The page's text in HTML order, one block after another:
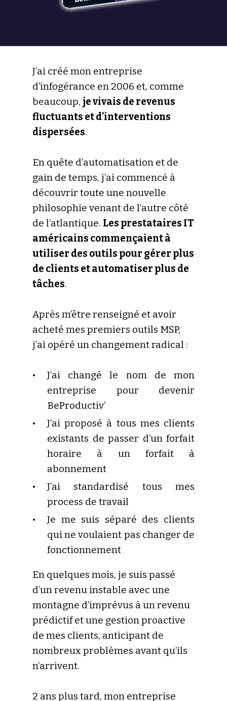
J’ai créé mon entreprise
d’infogérance en 2006 et, comme
beaucoup, je vivais de revenus
fluctuants et d’interventions
dispersées.
En quête d’automatisation et de
gain de temps, j’ai commencé à
découvrir toute une nouvelle
philosophie venant de l’autre côté
de l’atlantique. Les prestataires IT
américains commençaient à
utiliser des outils pour gérer plus
de clients et automatiser plus de
tâches.
Après m’être renseigné et avoir
acheté mes premiers outils MSP,
j’ai opéré un changement radical :
J’ai changé le nom de mon
entreprise pour devenir
BeProductiv’
J’ai proposé à tous mes clients
existants de passer d’un forfait
horaire à un forfait à
abonnement
J’ai standardisé tous mes
process de travail
Je me suis séparé des clients
qui ne voulaient pas changer de
fonctionnement
En quelques mois, je suis passé
d’un revenu instable avec une
montagne d’imprévus à un revenu
prédictif et une gestion proactive
de mes clients, anticipant de
nombreux problèmes avant qu’ils
n’arrivent.
2 ans plus tard, mon entreprise